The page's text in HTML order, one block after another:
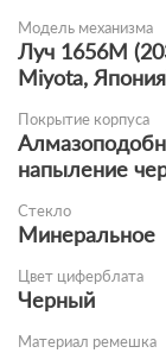
Модель механизма
Луч 1656M
Miyota,
Покрытие корпуса
напыление
Стекло
Минеральное
Цвет циферблата
Черный
Материал ремешка